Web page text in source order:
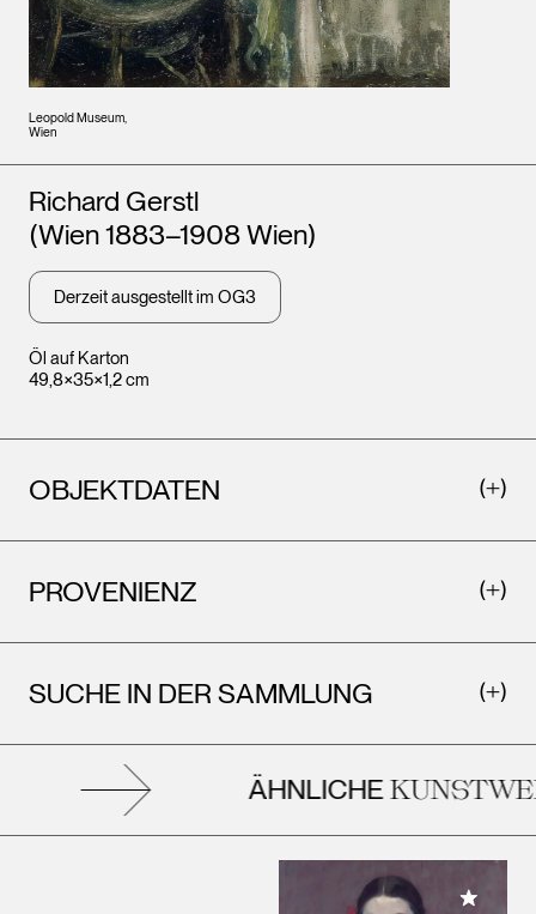
Leopold Museum,
Wien
Öl auf Karton
49,8×35×1,2 cm
Künstler*innen
Richard Gerstl
(Wien 1883–1908 Wien)
Derzeit ausgestellt im OG3
OBJEKTDATEN
PROVENIENZ
SUCHE IN DER SAMMLUNG
ÄHNLICHE
Meiner